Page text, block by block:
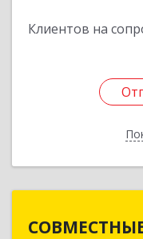
Клиентов на